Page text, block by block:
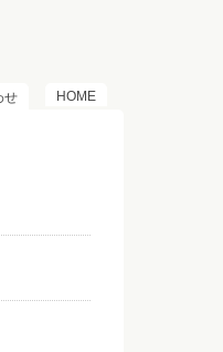
HOME
せ